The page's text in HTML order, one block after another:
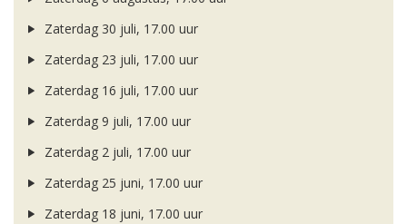
Zaterdag 30 juli, 17.00 uur
Zaterdag 23 juli, 17.00 uur
Zaterdag 16 juli, 17.00 uur
Zaterdag 9 juli, 17.00 uur
Zaterdag 2 juli, 17.00 uur
Zaterdag 25 juni, 17.00 uur
Zaterdag 18 juni, 17.00 uur